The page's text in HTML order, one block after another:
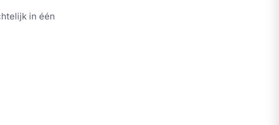
in één